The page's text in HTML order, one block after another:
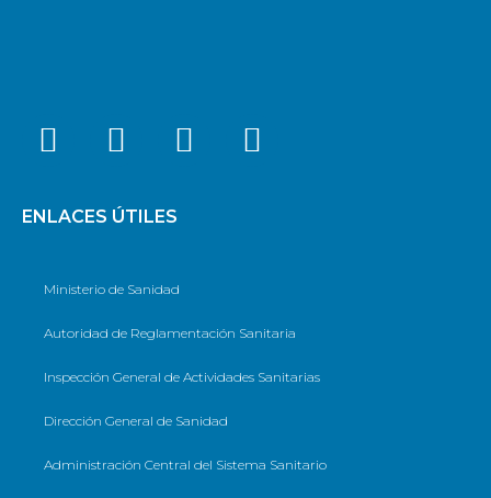
ENLACES ÚTILES
Ministerio de Sanidad
Autoridad de Reglamentación Sanitaria
Inspección General de Actividades Sanitarias
Dirección General de Sanidad
Administración Central del Sistema Sanitario